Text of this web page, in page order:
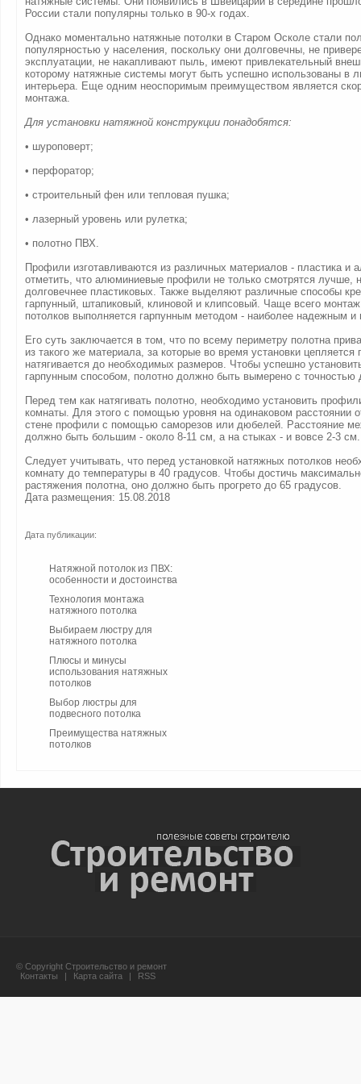
России стали популярны только в 90-х годах.
Однако моментально натяжные потолки в Старом Осколе стали
популярностью у населения, поскольку они долговечны, не
эксплуатации, не накапливают пыль, имеют привлекательный
которому натяжные системы могут быть успешно использованы в
интерьера. Еще одним неоспоримым преимуществом является
монтажа.
Для установки натяжной конструкции понадобятся:
• шуроповерт;
• перфоратор;
• строительный фен или тепловая пушка;
• лазерный уровень или рулетка;
• полотно ПВХ.
Профили изготавливаются из различных материалов - пластика и
отметить, что алюминиевые профили не только смотрятся лучше,
долговечнее пластиковых. Также выделяют различные способы
гарпунный, штапиковый, клиновой и клипсовый. Чаще всего
потолков выполняется гарпунным методом - наиболее надежным и
Его суть заключается в том, что по всему периметру полотна
из такого же материала, за которые во время установки цепляется
натягивается до необходимых размеров. Чтобы успешно
гарпунным способом, полотно должно быть вымерено с точностью
Перед тем как натягивать полотно, необходимо установить
комнаты. Для этого с помощью уровня на одинаковом расстоянии
стене профили с помощью саморезов или дюбелей. Расстояние
должно быть большим - около 8-11 см, а на стыках - и вовсе 2-3 см.
Следует учитывать, что перед установкой натяжных потолков
комнату до температуры в 40 градусов. Чтобы достичь
растяжения полотна, оно должно быть прогрето до 65 градусов.
Дата размещения: 15.08.2018
Дата публикации:
Натяжной потолок из ПВХ:
особенности и достоинства
Технология монтажа
натяжного потолка
Выбираем люстру для
натяжного потолка
Плюсы и минусы
использования натяжных
потолков
Выбор люстры для
подвесного потолка
Преимущества натяжных
потолков
© Copyright Строительство и ремонт
Контакты
| Карта сайта | RSS